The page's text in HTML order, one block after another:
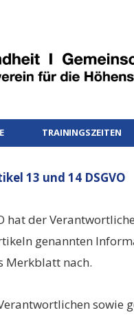
TRAININGSZEITEN
13 und 14 DSGVO
hat der
genannten
Merkblatt nach.
sowie